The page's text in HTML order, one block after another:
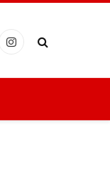
Instagram